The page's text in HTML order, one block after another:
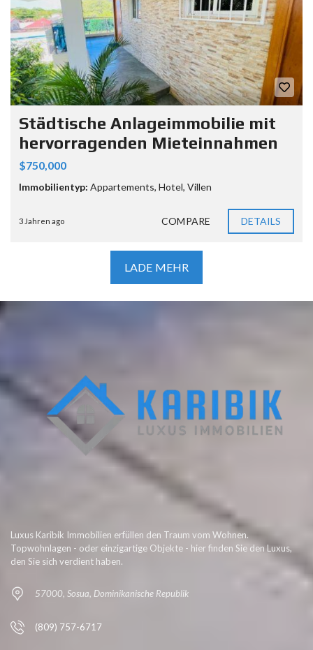
Städtische Anlageimmobilie mit
hervorragenden Mieteinnahmen
$750,000
Immobilientyp: Appartements, Hotel, Villen
3 Jahren ago COMPARE DETAILS
LADE MEHR
Luxus Karibik Immobilien erfüllen den Traum vom Wohnen.
Topwohnlagen - oder einzigartige Objekte - hier finden Sie den Luxus,
den Sie sich verdient haben.
57000, Sosua, Dominikanische Republik
(809) 757-6717